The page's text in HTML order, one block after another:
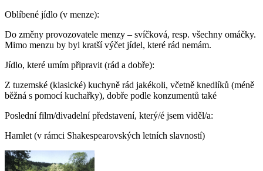
Oblíbené jídlo (v menze):
Do změny provozovatele menzy – svíčková, resp. všechny omáčky.
Mimo menzu by byl kratší výčet jídel, které rád nemám.
Jídlo, které umím připravit (rád a dobře):
Z tuzemské (klasické) kuchyně rád jakékoli, včetně knedlíků (méně
běžná s pomocí kuchařky), dobře podle konzumentů také
Poslední film/divadelní představení, který/é jsem viděl/a:
Hamlet (v rámci Shakespearovských letních slavností)